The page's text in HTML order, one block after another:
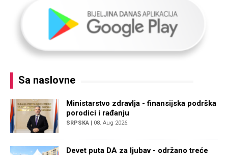
Sa naslovne
Ministarstvo zdravlja - finansijska podrška
porodici i rađanju
SRPSKA | 08. Aug 2026.
Devet puta DA za ljubav - održano treće